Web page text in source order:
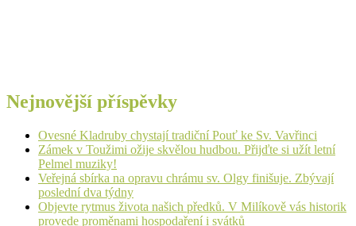
Nejnovější příspěvky
Ovesné Kladruby chystají tradiční Pouť ke Sv. Vavřinci
Zámek v Toužimi ožije skvělou hudbou. Přijďte si užít letní
Pelmel muziky!
Veřejná sbírka na opravu chrámu sv. Olgy finišuje. Zbývají
poslední dva týdny
Objevte rytmus života našich předků. V Milíkově vás historik
provede proměnami hospodaření i svátků